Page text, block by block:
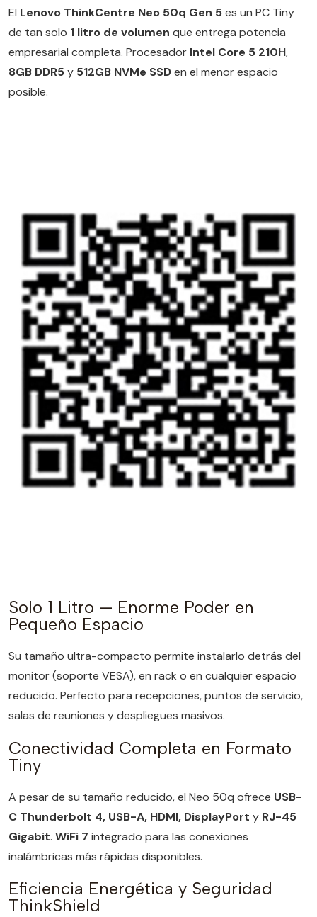
El Lenovo ThinkCentre Neo 50q Gen 5es un PC Tiny
de tan solo 1 litro de volumen que entrega potencia
empresarial completa. Procesador Intel Core 5 210H,
8GB DDR5y 512GB NVMe SSDen el menor espacio
posible.
Solo 1 Litro — Enorme Poder en
Pequeño Espacio
Su tamaño ultra-compacto permite instalarlo detrás del
monitor (soporte VESA), en rack o en cualquier espacio
reducido. Perfecto para recepciones, puntos de servicio,
salas de reuniones y despliegues masivos.
Conectividad Completa en Formato
Tiny
A pesar de su tamaño reducido, el Neo 50q ofrece USB-
C Thunderbolt 4, USB-A, HDMI, DisplayPort y RJ-45
Gigabit. WiFi 7 integrado para las conexiones
inalámbricas más rápidas disponibles.
Eficiencia Energética y Seguridad
ThinkShield